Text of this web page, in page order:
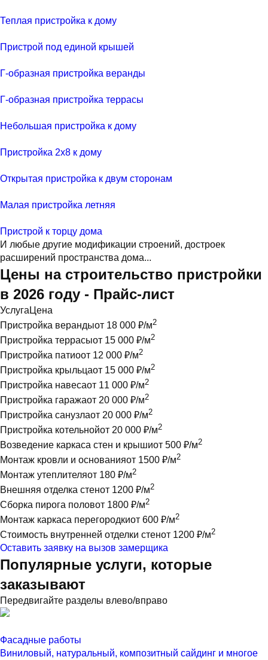
Теплая пристройка к дому
Пристрой под единой крышей
Г-образная пристройка веранды
Г-образная пристройка террасы
Небольшая пристройка к дому
Пристройка 2х8 к дому
Открытая пристройка к двум сторонам
Малая пристройка летняя
Пристрой к торцу дома
И любые другие модификации строений, достроек
расширений пространства дома...
Цены на строительство пристройки
в 2026 году - Прайс-лист
Услуга Цена
Пристройка верандыот 18 000 ₽/м2
Пристройка террасыот 15 000 ₽/м2
Пристройка патиоот 12 000 ₽/м2
Пристройка крыльцаот 15 000 ₽/м2
Пристройка навесаот 11 000 ₽/м2
Пристройка гаражаот 20 000 ₽/м2
Пристройка санузлаот 20 000 ₽/м2
Пристройка котельнойот 20 000 ₽/м2
Возведение каркаса стен и крышиот 500 ₽/м2
Монтаж кровли и основанияот 1500 ₽/м2
Монтаж утеплителяот 180 ₽/м2
Внешняя отделка стенот 1200 ₽/м2
Сборка пирога половот 1800 ₽/м2
Монтаж каркаса перегородкиот 600 ₽/м2
Стоимость внутренней отделки стенот 1200 ₽/м2
Оставить заявку на вызов замерщика
Популярные услуги, которые
заказывают
Передвигайте разделы влево/вправо
Фасадные работы
Виниловый, натуральный, композитный сайдинг и многое